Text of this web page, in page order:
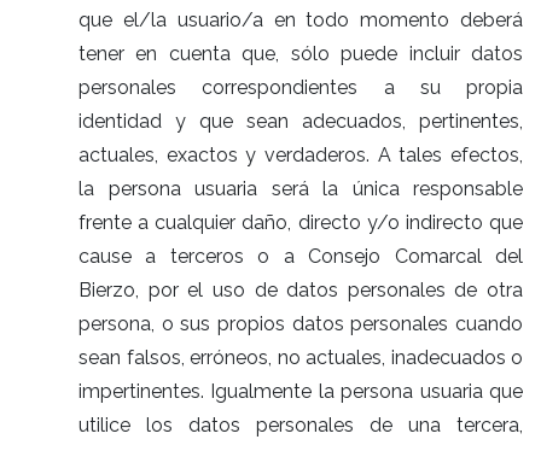
que el/la usuario/a en todo momento deberá
tener en cuenta que, sólo puede incluir datos
personales correspondientes a su propia
identidad y que sean adecuados, pertinentes,
actuales, exactos y verdaderos. A tales efectos,
la persona usuaria será la única responsable
frente a cualquier daño, directo y/o indirecto que
cause a terceros o a Consejo Comarcal del
Bierzo, por el uso de datos personales de otra
persona, o sus propios datos personales cuando
sean falsos, erróneos, no actuales, inadecuados o
impertinentes. Igualmente la persona usuaria que
utilice los datos personales de una tercera,